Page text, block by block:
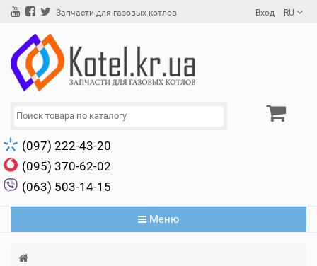
Запчасти для газовых котлов Вход RU
(097) 222-43-20
(095) 370-62-02
(063) 503-14-15
Меню